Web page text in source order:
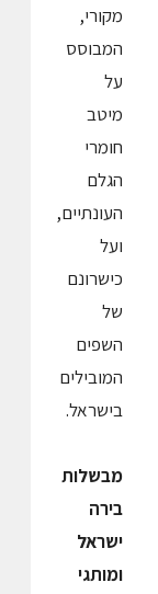
מקורי,
המבוסס
על
מיטב
חומרי
הגלם
העונתיים,
ועל
כישרונם
של
השפים
המובילים
בישראל.
מבשלות
בירה
ישראל
ומותגי